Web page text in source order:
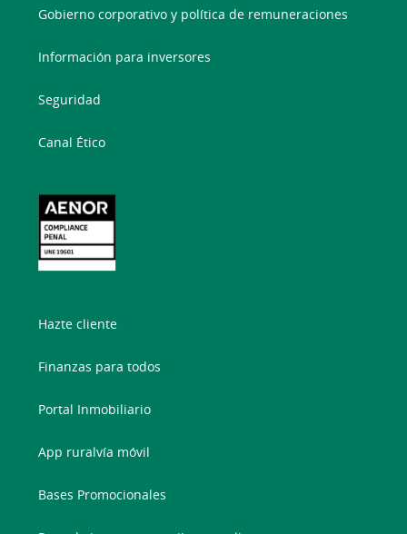
Gobierno corporativo y política de remuneraciones
Información para inversores
Seguridad
Canal Ético
Hazte cliente
Finanzas para todos
Portal Inmobiliario
App ruralvía móvil
Bases Promocionales